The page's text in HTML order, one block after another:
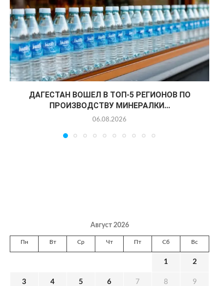
ДАГЕСТАН ВОШЕЛ В ТОП-5 РЕГИОНОВ ПО
ПРОИЗВОДСТВУ МИНЕРАЛКИ...
06.08.2026
Август 2026
Пн Вт Ср Чт Пт Сб Вс
1 2
3 4 5 6 7 8 9